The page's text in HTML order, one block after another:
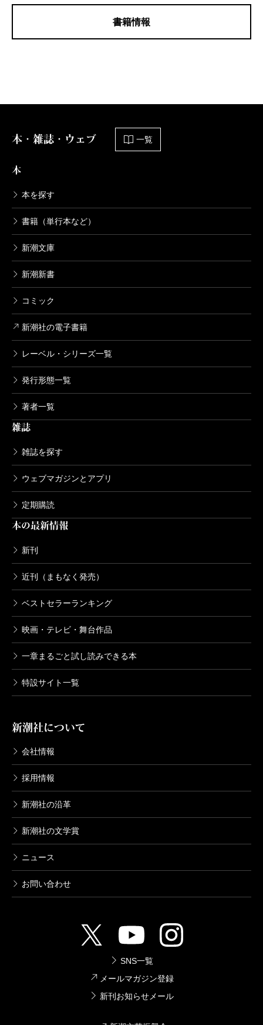
書籍情報
本・雑誌・ウェブ 一覧
本
本を探す
書籍（単行本など）
新潮文庫
新潮新書
コミック
新潮社の電子書籍
レーベル・シリーズ一覧
発行形態一覧
著者一覧
雑誌
雑誌を探す
ウェブマガジンとアプリ
定期購読
本の最新情報
新刊
近刊（まもなく発売）
ベストセラーランキング
映画・テレビ・舞台作品
一章まるごと試し読みできる本
特設サイト一覧
新潮社について
会社情報
採用情報
新潮社の沿革
新潮社の文学賞
ニュース
お問い合わせ
SNS一覧
メールマガジン登録
新刊お知らせメール